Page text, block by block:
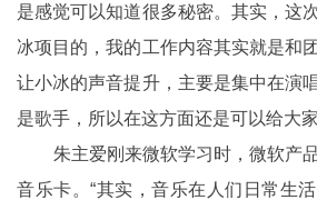
是感觉可以知道很多秘密。其实，这
冰项目的，我的工作内容其实就是和
让小冰的声音提升，主要是集中在演
是歌手，所以在这方面还是可以给大
朱主爱刚来微软学习时，微软产
音乐卡。“其实，音乐在人们日常生